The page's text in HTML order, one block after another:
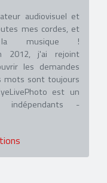
audiovisuel et
mes cordes, et
musique !
2012, j'ai rejoint
les demandes
mots sont toujours
est un
indépendants -